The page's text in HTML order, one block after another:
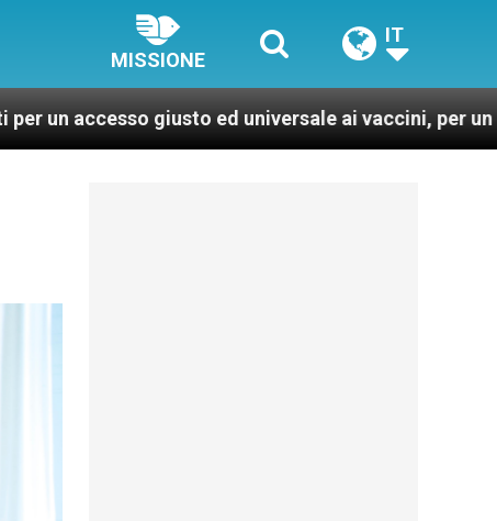
MISSIONE
IT
ed universale ai vaccini, per un mondo più sano e